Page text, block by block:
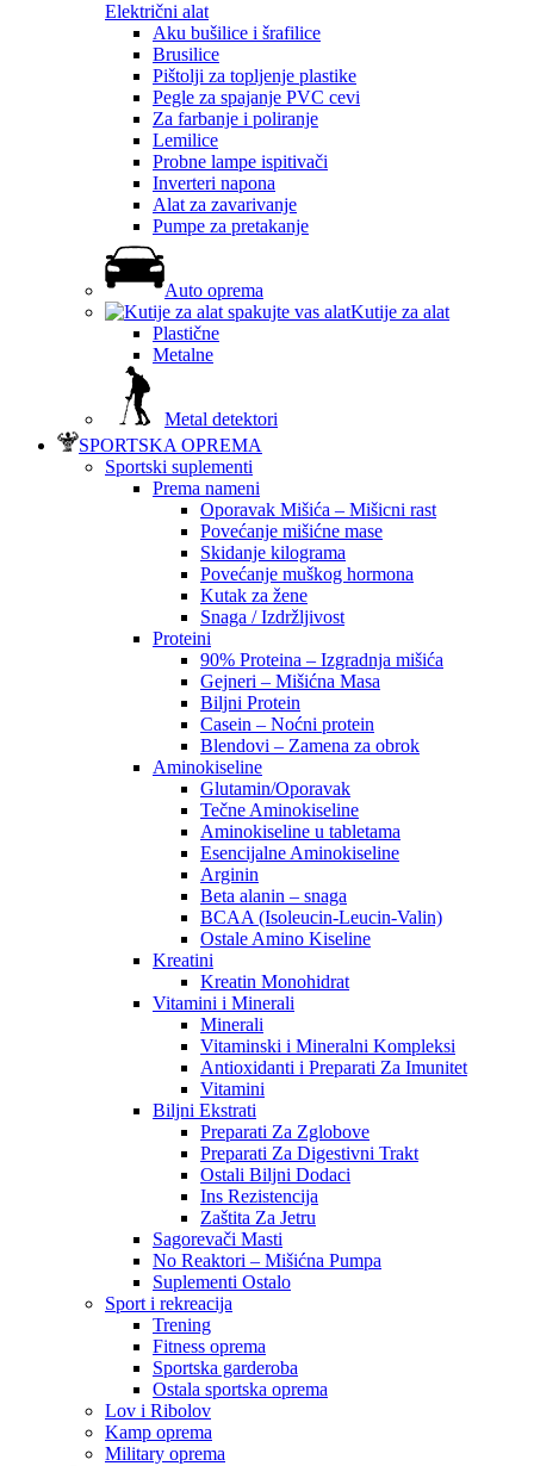
Električni alat
Aku bušilice i šrafilice
Brusilice
Pištolji za topljenje plastike
Pegle za spajanje PVC cevi
Za farbanje i poliranje
Lemilice
Probne lampe ispitivači
Inverteri napona
Alat za zavarivanje
Pumpe za pretakanje
Auto oprema
Kutije za alat
Plastične
Metalne
Metal detektori
SPORTSKA OPREMA
Sportski suplementi
Prema nameni
Oporavak Mišića – Mišicni rast
Povećanje mišićne mase
Skidanje kilograma
Povećanje muškog hormona
Kutak za žene
Snaga / Izdržljivost
Proteini
90% Proteina – Izgradnja mišića
Gejneri – Mišićna Masa
Biljni Protein
Casein – Noćni protein
Blendovi – Zamena za obrok
Aminokiseline
Glutamin/Oporavak
Tečne Aminokiseline
Aminokiseline u tabletama
Esencijalne Aminokiseline
Arginin
Beta alanin – snaga
BCAA (Isoleucin-Leucin-Valin)
Ostale Amino Kiseline
Kreatini
Kreatin Monohidrat
Vitamini i Minerali
Minerali
Vitaminski i Mineralni Kompleksi
Antioxidanti i Preparati Za Imunitet
Vitamini
Biljni Ekstrati
Preparati Za Zglobove
Preparati Za Digestivni Trakt
Ostali Biljni Dodaci
Ins Rezistencija
Zaštita Za Jetru
Sagorevači Masti
No Reaktori – Mišićna Pumpa
Suplementi Ostalo
Sport i rekreacija
Trening
Fitness oprema
Sportska garderoba
Ostala sportska oprema
Lov i Ribolov
Kamp oprema
Military oprema